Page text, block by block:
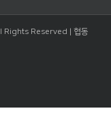
Rights Reserved | 협동